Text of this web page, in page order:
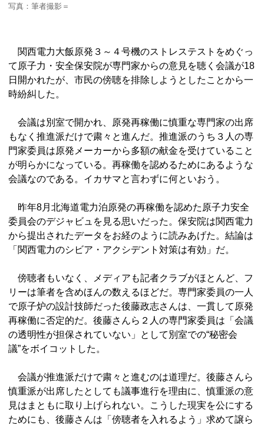
写真：筆者撮影＝
関西電力大飯原発３～４号機のストレステストをめぐっ
て原子力・安全保安院が専門家からの意見を聴く会議が18
日開かれたが、市民の傍聴を排除しようとしたことから一
時紛糾した。
会議は別室で開かれ、原発再稼働に慎重な専門家の出席
もなく推進派だけで粛々と進んだ。推進派のうち３人の専
門家委員は原発メーカーから多額の献金を受けていること
が明らかになっている。再稼働を認めるためにあるような
会議なのである。イカサマと言わずに何といおう。
昨年8月北海道電力泊原発の再稼働を認めた原子力安全
委員会のデジャビュを見る思いだった。保安院は関西電力
から提出されたデータをお経のように読みあげた。結論は
「関西電力のシビア・アクシデント対策は有効」だ。
傍聴者もいなく、メディアも記者クラブがほとんど、フ
リーは筆者を含めほんの数えるほどだ。専門家委員の一人
で原子炉の設計技師だった後藤政志さんは、一貫して原発
再稼働に否定的だ。後藤さんら２人の専門家委員は「会議
の透明性が担保されていない」として別室での“秘密会
議”をボイコットした。
会議が推進派だけで粛々と進むのは道理だ。後藤さんら
慎重派が出席したとしても議事進行を理由に、慎重派の意
見はまともに取り上げられない。こうした現実を公にする
ためにも、後藤さんは「傍聴者を入れるよう」求めて譲ら